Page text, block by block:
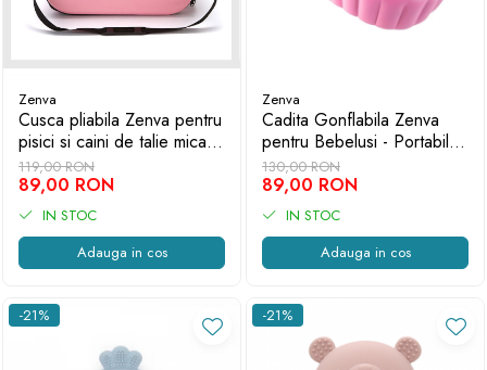
Zenva
Cusca pliabila Zenva pentru
pisici si caini de talie mica -
portabila, aerisita si usor de
transportat, Roz
119,00 RON
89,00 RON
IN STOC
Adauga in cos
Zenva
Cadita Gonflabila Zenva
pentru Bebelusi - Portabila,
Sigura si Ultra Confortabila,
Roz
130,00 RON
89,00 RON
IN STOC
Adauga in cos
-21% -21%